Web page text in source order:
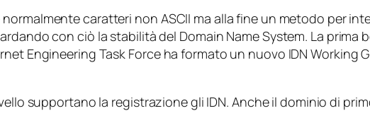
caratteri non ASCII ma alla fine un metodo per
con ciò la stabilità del Domain Name System. La prima
Engineering Task Force ha formato un nuovo IDN Working
supportano la registrazione gli IDN. Anche il dominio di